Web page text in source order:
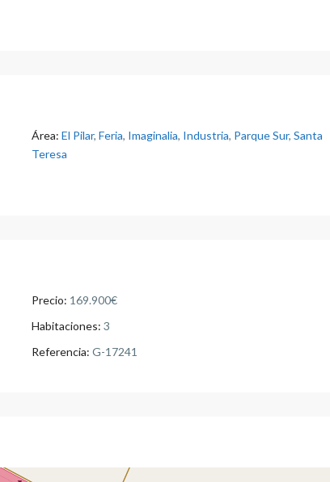
Área: El Pilar, Feria, Imaginalia, Industria, Parque Sur, Santa
Teresa
Precio: 169.900€
Habitaciones: 3
Referencia: G-17241